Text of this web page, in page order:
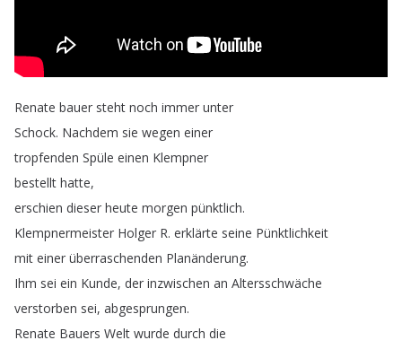
Renate bauer steht noch immer unter
Schock. Nachdem sie wegen einer
tropfenden Spüle einen Klempner
bestellt hatte,
erschien dieser heute morgen pünktlich.
Klempnermeister Holger R. erklärte seine Pünktlichkeit
mit einer überraschenden Planänderung.
Ihm sei ein Kunde, der inzwischen an Altersschwäche
verstorben sei, abgesprungen.
Renate Bauers Welt wurde durch die